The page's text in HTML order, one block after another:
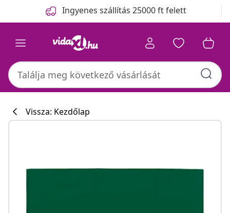
Ingyenes szállítás 25000 ft felett
Vissza: Kezdőlap